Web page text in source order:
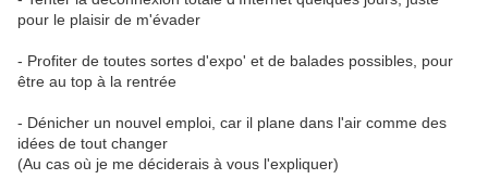
pour le plaisir de m'évader
- Profiter de toutes sortes d'expo' et de balades possibles, pour
être au top à la rentrée
- Dénicher un nouvel emploi, car il plane dans l'air comme des
idées de tout changer
(Au cas où je me déciderais à vous l'expliquer)